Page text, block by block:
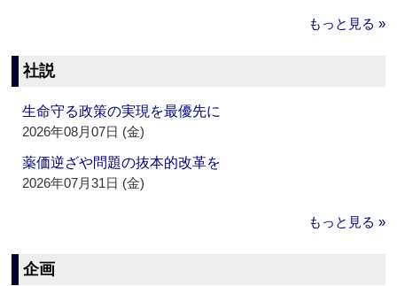
もっと見る »
社説
生命守る政策の実現を最優先に
2026年08月07日 (金)
薬価逆ざや問題の抜本的改革を
2026年07月31日 (金)
もっと見る »
企画